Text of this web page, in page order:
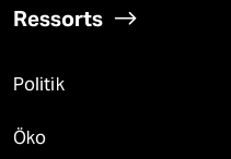
Ressorts
Politik
Öko